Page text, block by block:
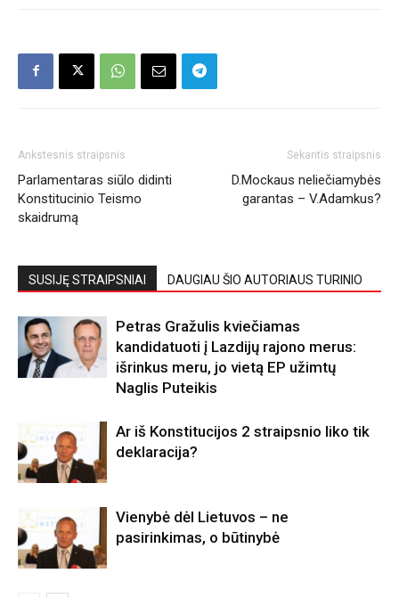
Ankstesnis straipsnis
Parlamentaras siūlo didinti
Konstitucinio Teismo
skaidrumą
Sekantis straipsnis
D.Mockaus neliečiamybės
garantas – V.Adamkus?
SUSIJĘ STRAIPSNIAI DAUGIAU ŠIO AUTORIAUS TURINIO
Petras Gražulis kviečiamas
kandidatuoti į Lazdijų rajono merus:
išrinkus meru, jo vietą EP užimtų
Naglis Puteikis
Ar iš Konstitucijos 2 straipsnio liko tik
deklaracija?
Vienybė dėl Lietuvos – ne
pasirinkimas, o būtinybė